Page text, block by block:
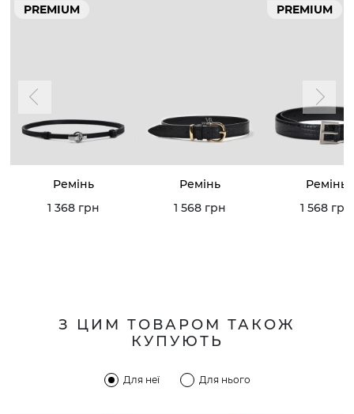
PREMIUM
Ремінь
1 368 грн
Ремінь
1 568 грн
PREMIUM
Ремінь
1 568 грн
З ЦИМ ТОВАРОМ ТАКОЖ
КУПУЮТЬ
Для неї Для нього